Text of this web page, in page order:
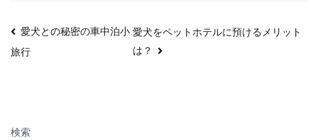
投
稿
ビ
愛犬との秘密の車中泊小
旅行
愛犬をペットホテルに預けるメリット
は？
検索